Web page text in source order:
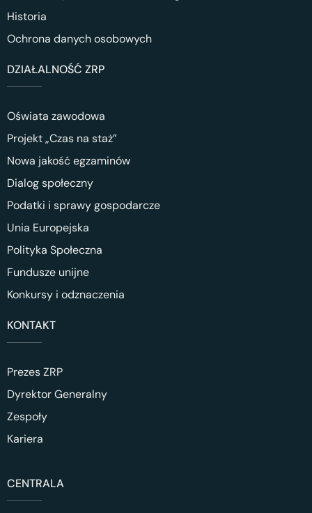
Historia
Ochrona danych osobowych
DZIAŁALNOŚĆ ZRP
Oświata zawodowa
Projekt „Czas na staż”
Nowa jakość egzaminów
Dialog społeczny
Podatki i sprawy gospodarcze
Unia Europejska
Polityka Społeczna
Fundusze unijne
Konkursy i odznaczenia
KONTAKT
Prezes ZRP
Dyrektor Generalny
Zespoły
Kariera
CENTRALA